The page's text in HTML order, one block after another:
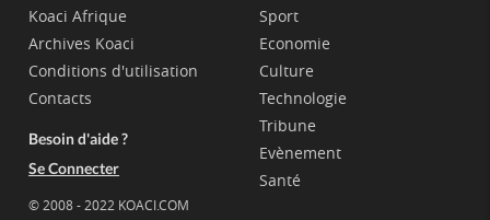
Koaci Afrique
Archives Koaci
Conditions d'utilisation
Contacts
Besoin d'aide ?
Se Connecter
© 2008 - 2022 KOACI.COM
Sport
Economie
Culture
Technologie
Tribune
Evènement
Santé